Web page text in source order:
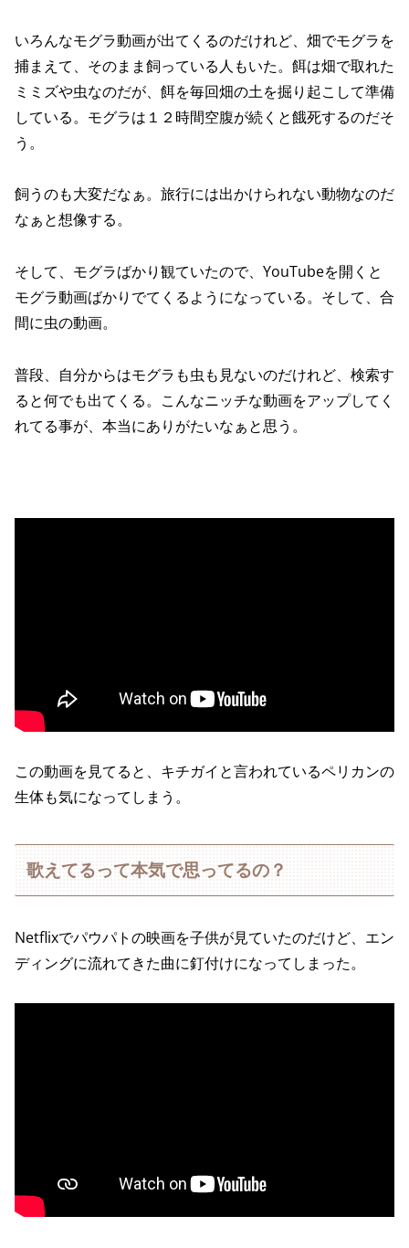
いろんなモグラ動画が出てくるのだけれど、畑でモグラを
捕まえて、そのまま飼っている人もいた。餌は畑で取れた
ミミズや虫なのだが、餌を毎回畑の土を掘り起こして準備
している。モグラは１２時間空腹が続くと餓死するのだそ
う。
飼うのも大変だなぁ。旅行には出かけられない動物なのだ
なぁと想像する。
そして、モグラばかり観ていたので、YouTubeを開くと
モグラ動画ばかりでてくるようになっている。そして、合
間に虫の動画。
普段、自分からはモグラも虫も見ないのだけれど、検索す
ると何でも出てくる。こんなニッチな動画をアップしてく
れてる事が、本当にありがたいなぁと思う。
この動画を見てると、キチガイと言われているペリカンの
生体も気になってしまう。
歌えてるって本気で思ってるの？
Netflixでパウパトの映画を子供が見ていたのだけど、エン
ディングに流れてきた曲に釘付けになってしまった。